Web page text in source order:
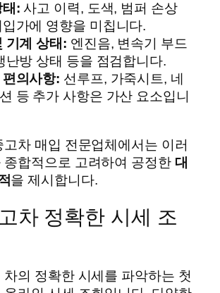
태: 사고 이력, 도색, 범퍼 손상
가에 영향을 미칩니다.
기계 상태: 엔진음, 변속기 부드
난방 상태 등을 점검합니다.
의사항: 선루프, 가죽시트, 네
등 추가 사항은 가산 요소입니
고차 매입 전문업체에서는 이러
종합적으로 고려하여 공정한 대
을 제시합니다.
차 정확한 시세 조
차의 정확한 시세를 파악하는 첫